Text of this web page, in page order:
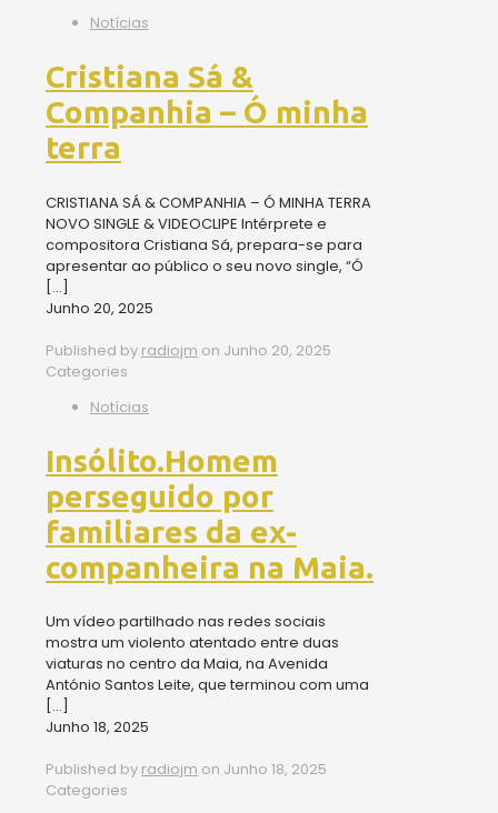
Notícias
Cristiana Sá &
Companhia – Ó minha
terra
CRISTIANA SÁ & COMPANHIA – Ó MINHA TERRA
NOVO SINGLE & VIDEOCLIPE Intérprete e
compositora Cristiana Sá, prepara-se para
apresentar ao público o seu novo single, “Ó
[…]
Junho 20, 2025
Published by radiojm on Junho 20, 2025
Categories
Notícias
Insólito.Homem
perseguido por
familiares da ex-
companheira na Maia.
Um vídeo partilhado nas redes sociais
mostra um violento atentado entre duas
viaturas no centro da Maia, na Avenida
António Santos Leite, que terminou com uma
[…]
Junho 18, 2025
Published by radiojm on Junho 18, 2025
Categories